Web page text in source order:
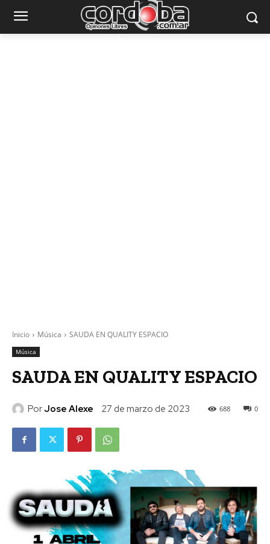
Inicio Música SAUDA EN QUALITY ESPACIO
Música
SAUDA EN QUALITY ESPACIO
PorJose Alexe 27 de marzo de 2023 0
688